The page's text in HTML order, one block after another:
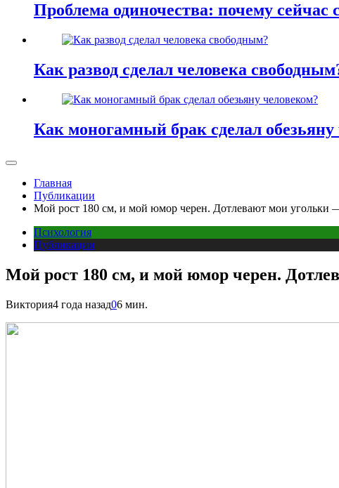
Проблема одиночества: почему
Как развод сделал человека
Как моногамный брак сделал обезьяну
Главная
Публикации
Мой рост 180 см, и мой юмор черен. Дотлевают мои угольки
Психология
Публикации
Мой рост 180 см, и мой юмор черен.
Виктория4 года назад06 мин.